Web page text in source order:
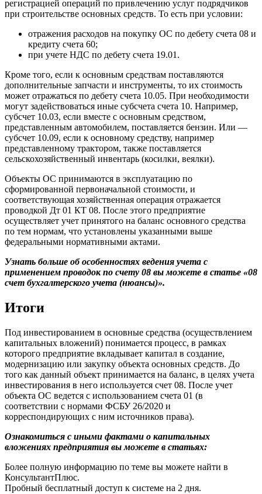
регистрацией операций по привлечению услуг подрядчиков
при строительстве основных средств. То есть при условии:
отражения расходов на покупку ОС по дебету счета 08 и
кредиту счета 60;
при учете НДС по дебету счета 19.01.
Кроме того, если к основным средствам поставляются
дополнительные запчасти и инструменты, то их стоимость
может отражаться по дебету счета 10.05. При необходимости
могут задействоваться иные субсчета счета 10. Например,
субсчет 10.03, если вместе с основным средством,
представленным автомобилем, поставляется бензин. Или —
субсчет 10.09, если к основному средству, например
представленному трактором, также поставляется
сельскохозяйственный инвентарь (косилки, веялки).
Объекты ОС принимаются в эксплуатацию по
сформированной первоначальной стоимости, и
соответствующая хозяйственная операция отражается
проводкой Дт 01 КТ 08. После этого предприятие
осуществляет учет принятого на баланс основного средства
по тем нормам, что установлены указанными выше
федеральными нормативными актами.
Узнать больше об особенностях ведения учета с
применением проводок по счету 08 вы можете в статье «08
счет бухгалтерского учета (нюансы)».
Итоги
Под инвестированием в основные средства (осуществлением
капитальных вложений) понимается процесс, в рамках
которого предприятие вкладывает капитал в создание,
модернизацию или закупку объекта основных средств. До
того как данный объект принимается на баланс, в целях учета
инвестирования в него используется счет 08. После учет
объекта ОС ведется с использованием счета 01 (в
соответствии с нормами ФСБУ 26/2020 и
корреспондирующих с ним источников права).
Ознакомиться с иными фактами о капитальных
вложениях предприятия вы можете в статьях:
Более полную информацию по теме вы можете найти в
КонсультантПлюс.
Пробный бесплатный доступ к системе на 2 дня.